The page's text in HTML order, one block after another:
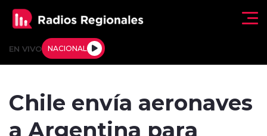
EN VIVO NACIONAL
Chile envía aeronaves
a Argentina para